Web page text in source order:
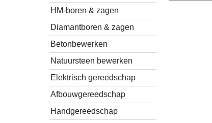
HM-boren & zagen
Diamantboren & zagen
Betonbewerken
Natuursteen bewerken
Elektrisch gereedschap
Afbouwgereedschap
Handgereedschap